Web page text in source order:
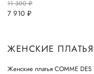
11 300руб.
7 910 руб.
ЖЕНСКИЕ ПЛАТЬЯ
Женские платья COMME